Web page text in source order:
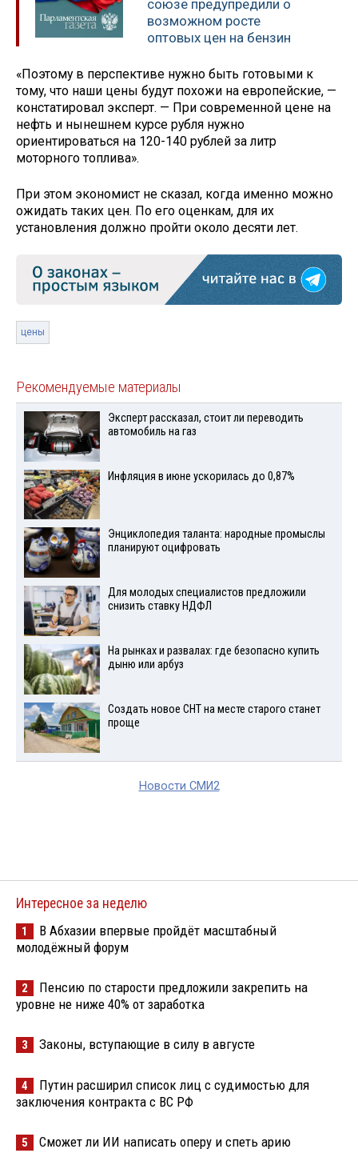
союзе предупредили о
возможном росте
оптовых цен на бензин
«Поэтому в перспективе нужно быть готовыми к
тому, что наши цены будут похожи на европейские, —
констатировал эксперт. — При современной цене на
нефть и нынешнем курсе рубля нужно
ориентироваться на 120-140 рублей за литр
моторного топлива».
При этом экономист не сказал, когда именно можно
ожидать таких цен. По его оценкам, для их
установления должно пройти около десяти лет.
цены
Рекомендуемые материалы
Эксперт рассказал, стоит ли переводить
автомобиль на газ
Инфляция в июне ускорилась до 0,87%
Энциклопедия таланта: народные промыслы
планируют оцифровать
Для молодых специалистов предложили
снизить ставку НДФЛ
На рынках и развалах: где безопасно купить
дыню или арбуз
Создать новое СНТ на месте старого станет
проще
Новости СМИ2
Интересное за неделю
1
В Абхазии впервые пройдёт масштабный
молодёжный форум
2
Пенсию по старости предложили закрепить на
уровне не ниже 40% от заработка
3 Законы, вступающие в силу в августе
4
Путин расширил список лиц с судимостью для
заключения контракта с ВС РФ
5 Сможет ли ИИ написать оперу и спеть арию